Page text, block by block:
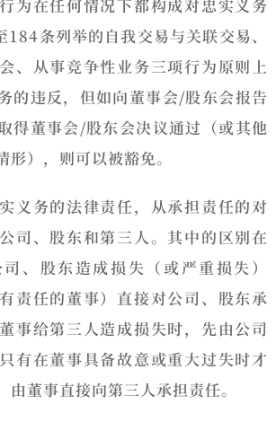
为在任何情况下都构成对忠实义务
条列举的自我交易与关联交易、
、从事竞争性业务三项行为原则上
的违反，但如向董事会/股东会报告
得董事会/股东会决议通过（或其他
），则可以被豁免。
义务的法律责任，从承担责任的对
司、股东和第三人。 其中的区别在
、股东造成损失（或严重损失）
责任的董事）直接对公司、股东承
事给第三人造成损失时，先由公司
有在董事具备故意或重大过失时才
由董事直接向第三人承担责任。